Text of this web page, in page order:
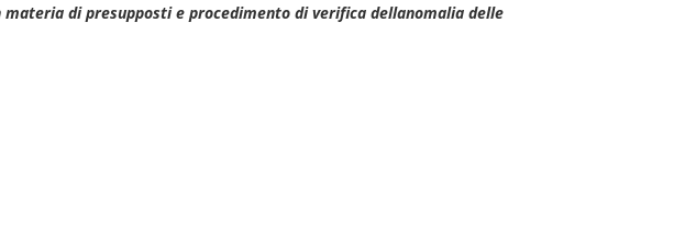
di presupposti e procedimento di verifica dellanomalia delle